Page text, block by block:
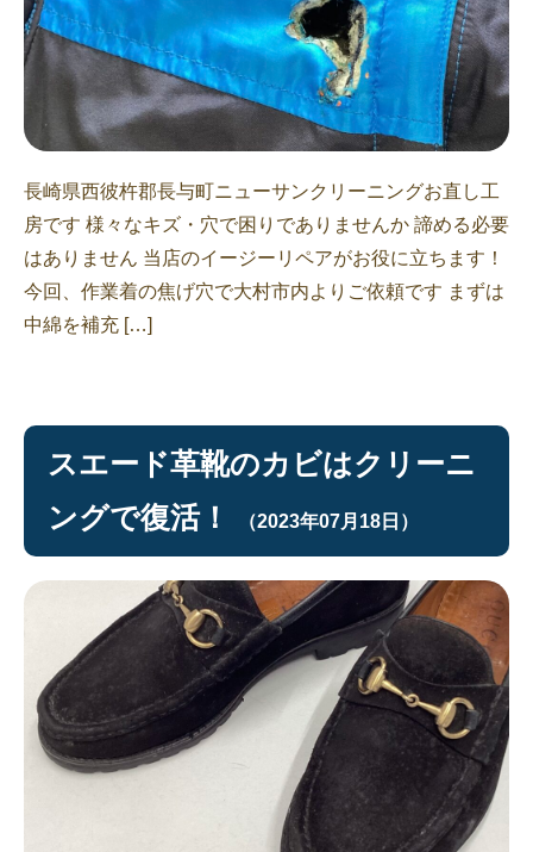
長崎県西彼杵郡長与町ニューサンクリーニングお直し工
房です 様々なキズ・穴で困りでありませんか 諦める必要
はありません 当店のイージーリペアがお役に立ちます！
今回、作業着の焦げ穴で大村市内よりご依頼です まずは
中綿を補充 […]
スエード革靴のカビはクリーニ
ングで復活！
（2023年07月18日）